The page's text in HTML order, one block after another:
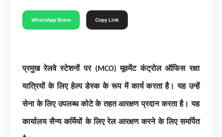
WhatsApp Share Copy Link
प्रमुख रेलवे स्टेशनों पर (MCO)मूवमेंट कंट्रोल ऑफिस रक्षा
यात्रियों के लिए हेल्प डेस्क के रूप में कार्य करता है। यह उन्हें
सेना के लिए उपलब्ध कोटे के तहत आरक्षण प्रदान करता है। यह
कार्यालय सैन्य कर्मियों के लिए रेल आरक्षण करने के लिए समर्पित